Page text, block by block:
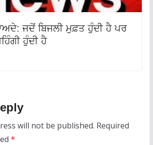
ਜਦੋਂ ਬਿਜਲੀ ਮੁਫ਼ਤ ਹੁੰਦੀ ਹੈ ਪਰ
ਹੁੰਦੀ ਹੈ
will not be published. Required
*